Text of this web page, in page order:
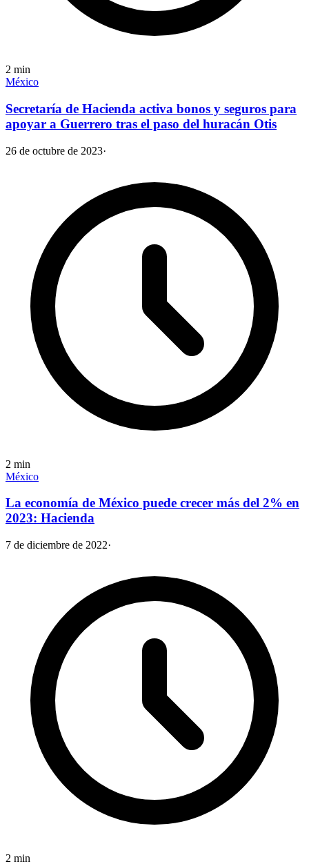
2 min
México
Secretaría de Hacienda activa bonos y seguros para
apoyar a Guerrero tras el paso del huracán Otis
26 de octubre de 2023·
2 min
México
La economía de México puede crecer más del 2% en
2023: Hacienda
7 de diciembre de 2022·
2 min